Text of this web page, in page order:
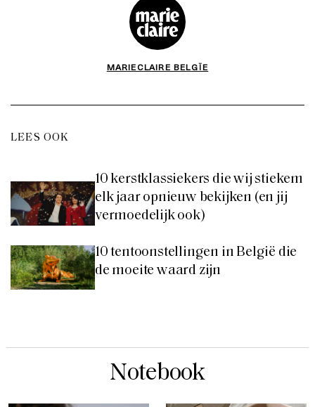
MARIECLAIRE BELGÏE
LEES OOK
10 kerstklassiekers die wij stiekem
elk jaar opnieuw bekijken (en jij
vermoedelijk ook)
10 tentoonstellingen in België die
de moeite waard zijn
Notebook